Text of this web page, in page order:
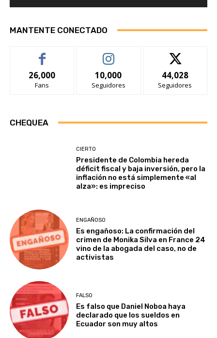
MANTENTE CONECTADO
26,000
Fans
10,000
Seguidores
44,028
Seguidores
CHEQUEA
CIERTO
Presidente de Colombia hereda
déficit fiscal y baja inversión, pero la
inflación no está simplemente «al
alza»: es impreciso
ENGAÑOSO
Es engañoso: La confirmación del
crimen de Monika Silva en France 24
vino de la abogada del caso, no de
activistas
FALSO
Es falso que Daniel Noboa haya
declarado que los sueldos en
Ecuador son muy altos